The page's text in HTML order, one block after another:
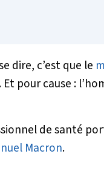
dire, c’est que le
pour cause :
de santé
Macron.